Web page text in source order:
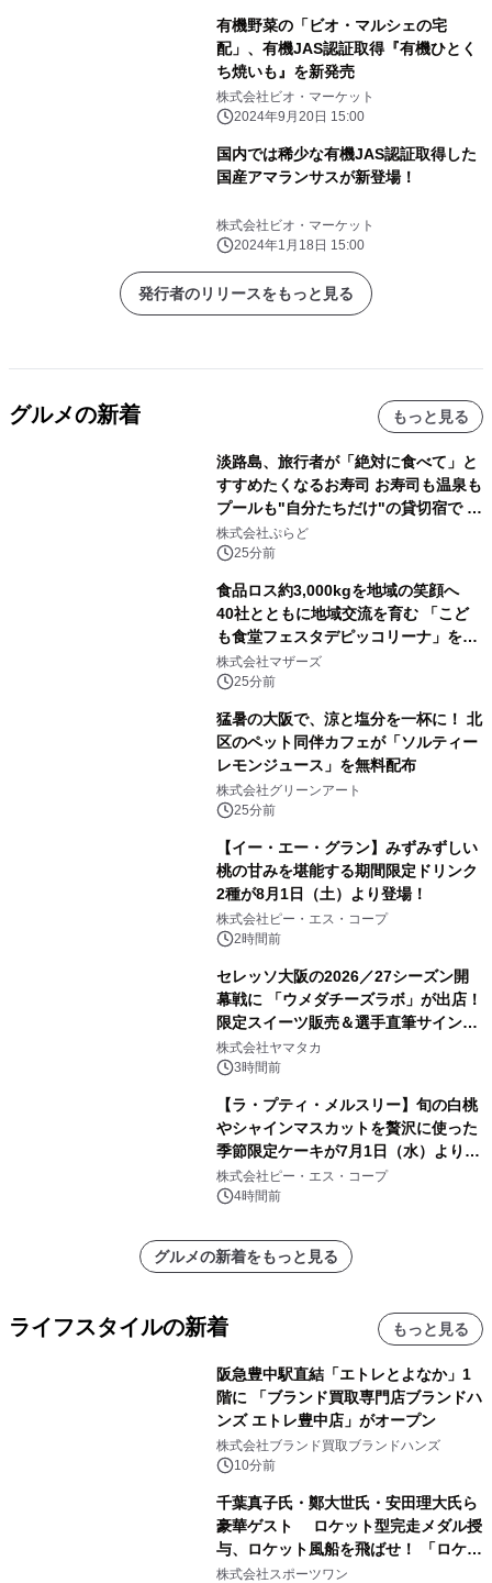
有機野菜の「ビオ・マルシェの宅
配」、有機JAS認証取得『有機ひとく
ち焼いも』を新発売
株式会社ビオ・マーケット
2024年9月20日 15:00
国内では稀少な有機JAS認証取得した
国産アマランサスが新登場！
株式会社ビオ・マーケット
2024年1月18日 15:00
発行者のリリースをもっと見る
グルメの新着 もっと見る
淡路島、旅行者が「絶対に食べて」と
すすめたくなるお寿司 お寿司も温泉も
プールも"自分たちだけ"の貸切宿で 1
日1組限定「岩屋温泉 絵島別庭 海と
森」の握り寿司プラン
株式会社ぷらど
25分前
食品ロス約3,000kgを地域の笑顔へ
40社とともに地域交流を育む 「こど
も食堂フェスタデピッコリーナ」を9
月5日(土)開催
株式会社マザーズ
25分前
猛暑の大阪で、涼と塩分を一杯に！ 北
区のペット同伴カフェが「ソルティー
レモンジュース」を無料配布
株式会社グリーンアート
25分前
【イー・エー・グラン】みずみずしい
桃の甘みを堪能する期間限定ドリンク
2種が8月1日（土）より登場！
株式会社ピー・エス・コープ
2時間前
セレッソ大阪の2026／27シーズン開
幕戦に 「ウメダチーズラボ」が出店！
限定スイーツ販売＆選手直筆サイング
ッズが当たる抽選会を 8月8日に開催
株式会社ヤマタカ
3時間前
【ラ・プティ・メルスリー】旬の白桃
やシャインマスカットを贅沢に使った
季節限定ケーキが7月1日（水）より順
次登場！
株式会社ピー・エス・コープ
4時間前
グルメの新着をもっと見る
ライフスタイルの新着 もっと見る
阪急豊中駅直結「エトレとよなか」1
階に 「ブランド買取専門店ブランドハ
ンズ エトレ豊中店」がオープン
株式会社ブランド買取ブランドハンズ
10分前
千葉真子氏・鄭大世氏・安田理大氏ら
豪華ゲスト ロケット型完走メダル授
与、ロケット風船を飛ばせ！ 「ロケッ
トマラソン2026」開催
株式会社スポーツワン